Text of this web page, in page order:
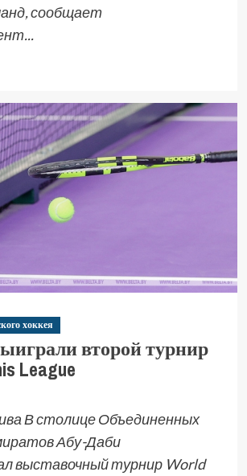
сообщает
хоккея
второй турнир
League
В столице Объединенных
Абу-Даби
выставочный турнир World